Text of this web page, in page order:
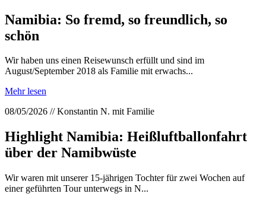
Namibia: So fremd, so freundlich, so
schön
Wir haben uns einen Reisewunsch erfüllt und sind im
August/September 2018 als Familie mit erwachs...
Mehr lesen
08/05/2026 // Konstantin N. mit Familie
Highlight Namibia: Heißluftballonfahrt
über der Namibwüste
Wir waren mit unserer 15-jährigen Tochter für zwei Wochen auf
einer geführten Tour unterwegs in N...